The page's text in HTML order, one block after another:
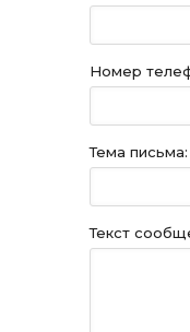
Номер
Тема письма:
Текст